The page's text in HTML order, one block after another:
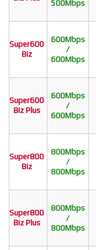
500Mbps
Super600
Biz
600Mbps
/
600Mbps
Super600
Biz Plus
600Mbps
/
600Mbps
Super800
Biz
800Mbps
/
800Mbps
Super800
Biz Plus
800Mbps
/
800Mbps